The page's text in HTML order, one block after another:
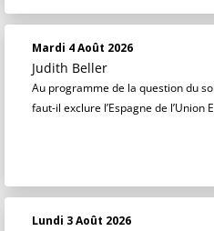
Mardi 4 Août 2026
Judith Beller
Au programme de la question du
faut-il exclure l’Espagne de l’Union
Lundi 3 Août 2026